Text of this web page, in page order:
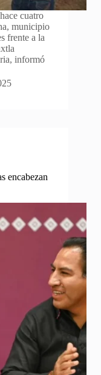
cuatro
municipio
frente a la
informó
encabezan